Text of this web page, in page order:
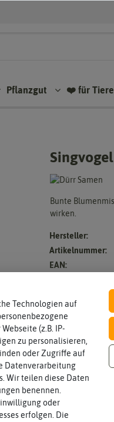
Pflanzgut ❤️ für Tiere
Bunte
wirken.
Hersteller:
Artikelnummer:
EAN:
Inhalt
reicht für ca. 3 m²
Standort
Sonnig /
Wie viel Licht
halbschattig,
Technologien auf
(z.B. IP-
zu personalisieren,
oder Zugriffe auf
Datenverarbeitung
Wir teilen diese Daten
benennen.
oder
erfolgen. Die